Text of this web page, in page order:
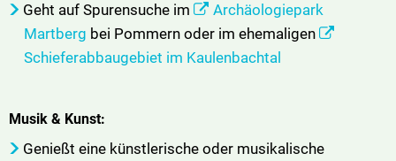
Geht auf Spurensuche im
Archäologiepark
Martberg bei Pommern oder im ehemaligen
Schieferabbaugebiet im Kaulenbachtal
Musik & Kunst:
Genießt eine künstlerische oder musikalische